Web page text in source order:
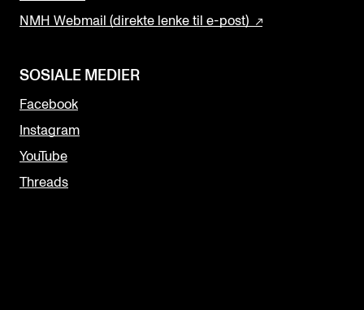
NMH Webmail (direkte lenke til e-post)
SOSIALE MEDIER
Facebook
Instagram
YouTube
Threads